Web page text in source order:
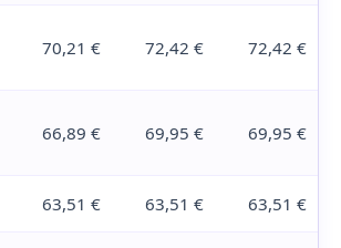
70,21 € 72,42 € 72,42 €
66,89 € 69,95 € 69,95 €
63,51 € 63,51 € 63,51 €